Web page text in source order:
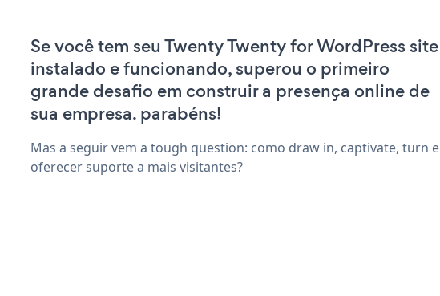
Se você tem seu Twenty Twenty for WordPress site
instalado e funcionando, superou o primeiro
grande desafio em construir a presença online de
sua empresa. parabéns!
Mas a seguir vem a tough question: como draw in, captivate, turn e
oferecer suporte a mais visitantes?